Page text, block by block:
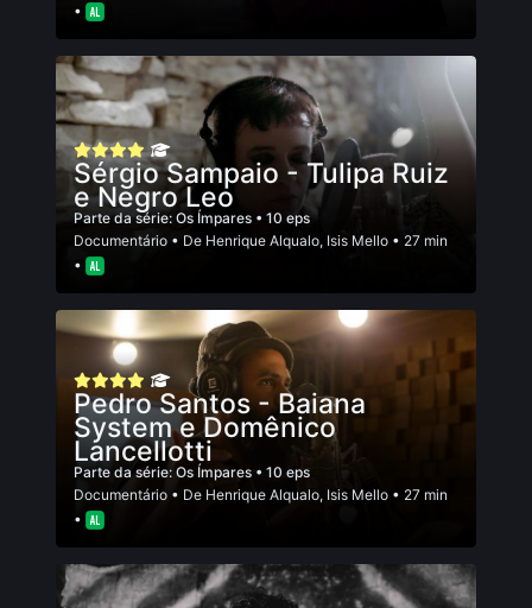
•
Sérgio Sampaio - Tulipa Ruiz
e Negro Leo
Parte da série: Os Ímpares • 10 eps
Documentário • De Henrique Alqualo, Isis Mello • 27 min
•
Pedro Santos - Baiana
System e Domênico
Lancellotti
Parte da série: Os Ímpares • 10 eps
Documentário • De Henrique Alqualo, Isis Mello • 27 min
•